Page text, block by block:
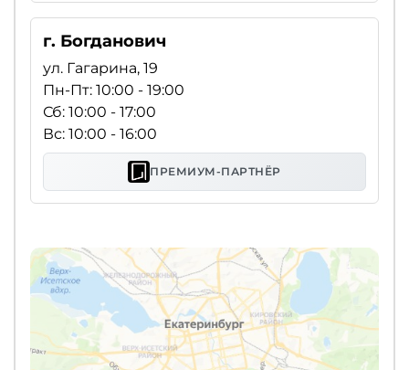
г. Богданович
ул. Гагарина, 19
Пн-Пт: 10:00 - 19:00
Сб: 10:00 - 17:00
Вс: 10:00 - 16:00
ПРЕМИУМ-ПАРТНЁР